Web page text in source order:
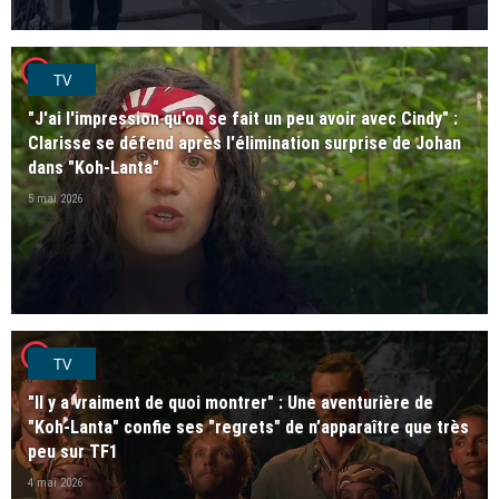
player2TV
"J'ai l'impression qu'on se fait un peu avoir avec Cindy" :
Clarisse se défend après l'élimination surprise de Johan
dans "Koh-Lanta"
5 mai 2026
player2TV
"Il y a vraiment de quoi montrer" : Une aventurière de
"Koh-Lanta" confie ses "regrets" de n’apparaître que très
peu sur TF1
4 mai 2026